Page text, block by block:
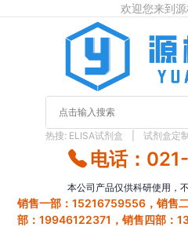
欢迎您来到源
热搜: ELISA试剂盒 试剂盒定
电话：
本公司产品仅供科研使用，
销售一部：15216759556，销售
部：19946122371，销售四部：